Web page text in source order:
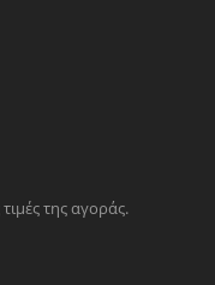
της αγοράς.